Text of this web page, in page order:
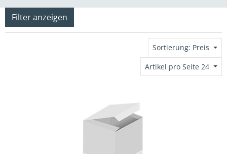
Filter anzeigen
Sortierung: Preis
Artikel pro Seite 24